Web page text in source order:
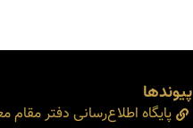
پیوندها
پایگاه اطلاع‌رسانی دفتر